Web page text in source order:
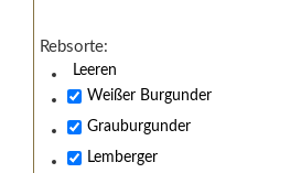
Rebsorte:
Leeren
Weißer Burgunder
Grauburgunder
Lemberger